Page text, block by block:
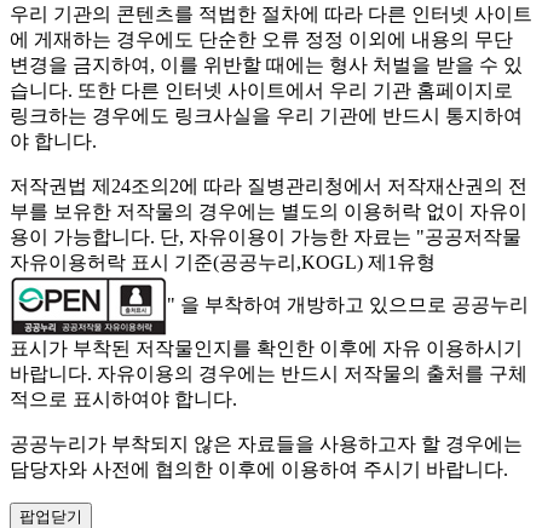
우리 기관의 콘텐츠를 적법한 절차에 따라 다른 인터넷 사이트
에 게재하는 경우에도 단순한 오류 정정 이외에 내용의 무단
변경을 금지하여, 이를 위반할 때에는 형사 처벌을 받을 수 있
습니다. 또한 다른 인터넷 사이트에서 우리 기관 홈페이지로
링크하는 경우에도 링크사실을 우리 기관에 반드시 통지하여
야 합니다.
저작권법 제24조의2에 따라 질병관리청에서 저작재산권의 전
부를 보유한 저작물의 경우에는 별도의 이용허락 없이 자유이
용이 가능합니다. 단, 자유이용이 가능한 자료는 "공공저작물
자유이용허락 표시 기준(공공누리,KOGL) 제1유형
" 을 부착하여 개방하고 있으므로 공공누리
표시가 부착된 저작물인지를 확인한 이후에 자유 이용하시기
바랍니다. 자유이용의 경우에는 반드시 저작물의 출처를 구체
적으로 표시하여야 합니다.
공공누리가 부착되지 않은 자료들을 사용하고자 할 경우에는
담당자와 사전에 협의한 이후에 이용하여 주시기 바랍니다.
팝업닫기